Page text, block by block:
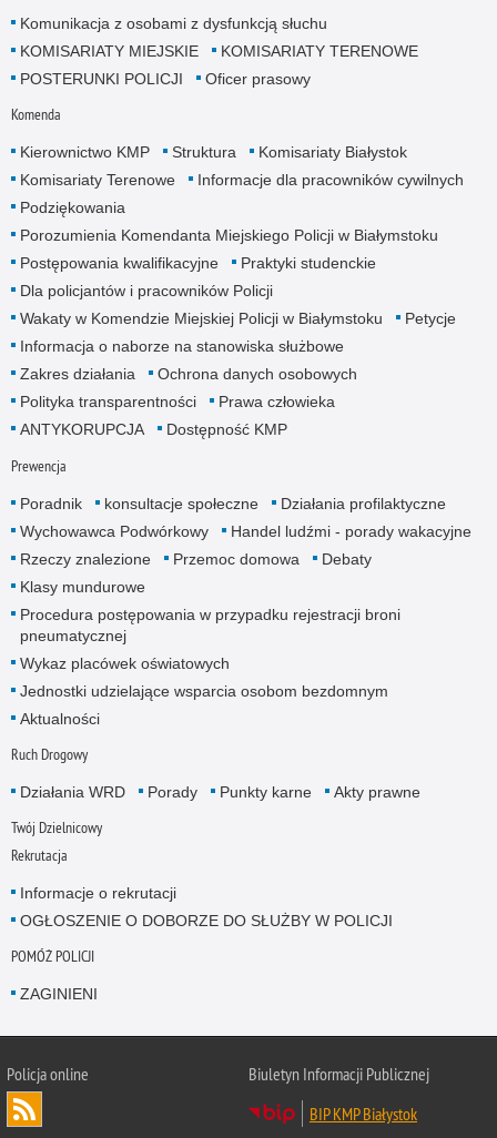
Komunikacja z osobami z dysfunkcją słuchu
KOMISARIATY MIEJSKIE
KOMISARIATY TERENOWE
POSTERUNKI POLICJI
Oficer prasowy
Komenda
Kierownictwo KMP Struktura
Komisariaty Białystok
Komisariaty Terenowe
Informacje dla pracowników cywilnych
Podziękowania
Porozumienia Komendanta Miejskiego Policji w Białymstoku
Postępowania kwalifikacyjne
Praktyki studenckie
Dla policjantów i pracowników Policji
Wakaty w Komendzie Miejskiej Policji w Białymstoku
Petycje
Informacja o naborze na stanowiska służbowe
Zakres działania
Ochrona danych osobowych
Polityka transparentności
Prawa człowieka
ANTYKORUPCJA
Dostępność KMP
Prewencja
Poradnik konsultacje społeczne
Działania profilaktyczne
Wychowawca Podwórkowy
Handel ludźmi - porady wakacyjne
Rzeczy znalezione
Przemoc domowa
Debaty
Klasy mundurowe
Procedura postępowania w przypadku rejestracji broni
pneumatycznej
Wykaz placówek oświatowych
Jednostki udzielające wsparcia osobom bezdomnym
Aktualności
Ruch Drogowy
Działania WRD Porady Punkty karne Akty prawne
Twój Dzielnicowy
Rekrutacja
Informacje o rekrutacji
OGŁOSZENIE O DOBORZE DO SŁUŻBY W POLICJI
POMÓŻ POLICJI
ZAGINIENI
Policja online
Biuletyn Informacji Publicznej
BIP KMP Białystok